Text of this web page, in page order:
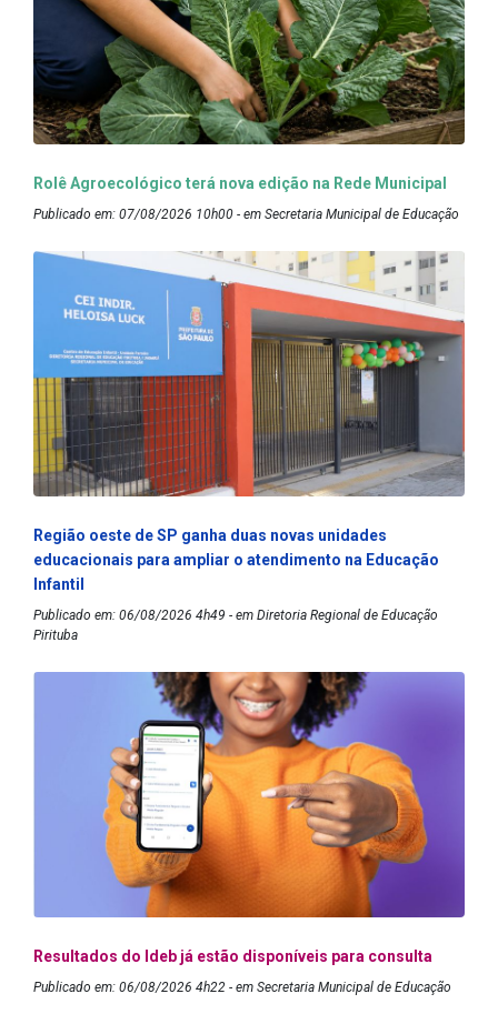
Rolê Agroecológico terá nova edição na Rede Municipal
Publicado em: 07/08/2026 10h00 - em Secretaria Municipal de Educação
Região oeste de SP ganha duas novas unidades
educacionais para ampliar o atendimento na Educação
Infantil
Publicado em: 06/08/2026 4h49 - em Diretoria Regional de Educação
Pirituba
Resultados do Ideb já estão disponíveis para consulta
Publicado em: 06/08/2026 4h22 - em Secretaria Municipal de Educação